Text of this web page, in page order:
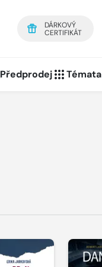
DÁRKOVÝ
CERTIFIKÁT
Předprodej Témata